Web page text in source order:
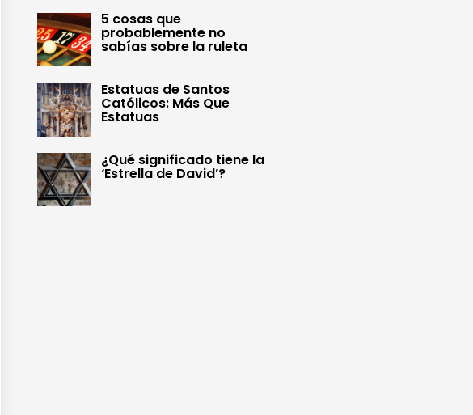
5 cosas que
probablemente no
sabías sobre la ruleta
Estatuas de Santos
Católicos: Más Que
Estatuas
¿Qué significado tiene la
‘Estrella de David’?